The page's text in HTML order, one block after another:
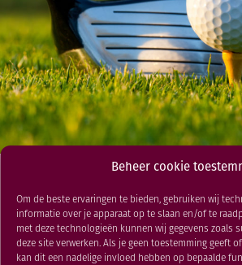
Beheer cookie
Om de beste ervaringen te bieden, gebruiken wij
informatie over je apparaat op te slaan en/of te
met deze technologieën kunnen wij gegevens zoals
deze site verwerken. Als je geen toestemming geeft
kan dit een nadelige invloed hebben op bepaalde
CONTACT
LIDMAATSCHAP EN
VERENIGING
PROGRAMMA
RESTAURANT
GOLFSCHOOL
GOLFBAAN
Damesdinsdag
29 JUL 2019